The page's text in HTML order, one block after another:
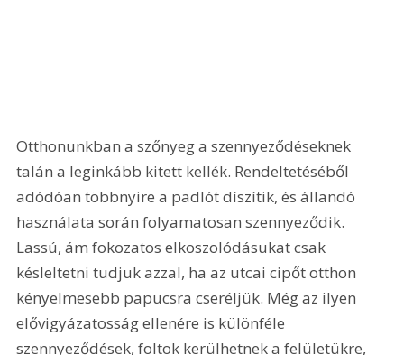
Otthonunkban a szőnyeg a szennyeződéseknek
talán a leginkább kitett kellék. Rendeltetéséből
adódóan többnyire a padlót díszítik, és állandó
használata során folyamatosan szennyeződik.
Lassú, ám fokozatos elkoszolódásukat csak
késleltetni tudjuk azzal, ha az utcai cipőt otthon
kényelmesebb papucsra cseréljük. Még az ilyen
elővigyázatosság ellenére is különféle
szennyeződések, foltok kerülhetnek a felületükre,